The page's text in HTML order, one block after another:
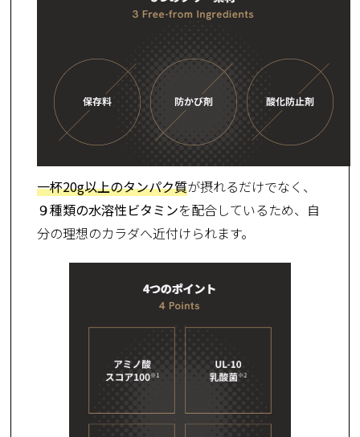
一杯20g以上のタンパク質が摂れるだけでなく、
９種類の水溶性ビタミンを配合しているため、自
分の理想のカラダへ近付けられます。